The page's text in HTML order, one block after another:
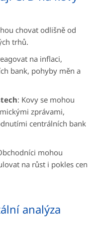
chovat odlišně od
trhů.
na inflaci,
bank, pohyby měn a
: Kovy se mohou
zprávami,
centrálních bank
mohou
na růst i pokles cen
analýza